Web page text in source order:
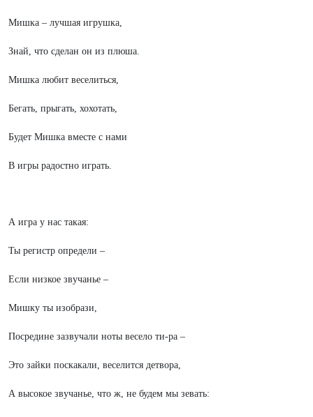
Мишка – лучшая игрушка,
Знай, что сделан он из плюша.
Мишка любит веселиться,
Бегать, прыгать, хохотать,
Будет Мишка вместе с нами
В игры радостно играть.
А игра у нас такая:
Ты регистр определи –
Если низкое звучанье –
Мишку ты изобрази,
Посредине зазвучали ноты весело ти-ра –
Это зайки поскакали, веселится детвора,
А высокое звучанье, что ж, не будем мы зевать: